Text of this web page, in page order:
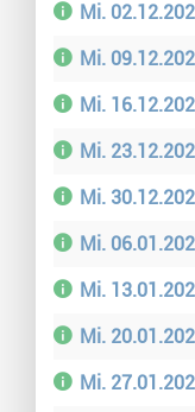
Mi.
Mi.
Mi.
Mi.
Mi.
Mi.
Mi.
Mi.
Mi.